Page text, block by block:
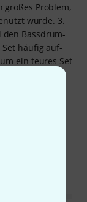
großes Problem,
wurde. 3.
den Bassdrum-
häufig auf-
ein teures Set
Fazit: Ich hatte
erfüllt.
genauso gut